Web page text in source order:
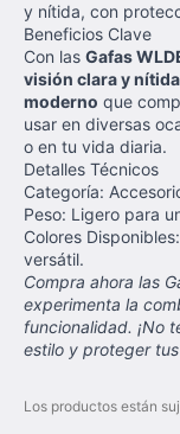
y nítida, con
Beneficios Clave
Con las Gafas
visión clara y nítida
moderno que
usar en diversas
o en tu vida diaria.
Detalles Técnicos
Categoría:
Peso: Ligero para
Colores
versátil.
Compra ahora las
experimenta la
funcionalidad. ¡No
estilo y proteger
Los productos están